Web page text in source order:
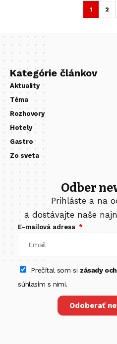
1 2
Kategórie článkov
Aktuality
Téma
Rozhovory
Hotely
Gastro
Zo sveta
Odber
Prihláste a na
a dostávajte naše
E-mailová adresa
Prečítal som si zásady
súhlasím s nimi.
Odoberať